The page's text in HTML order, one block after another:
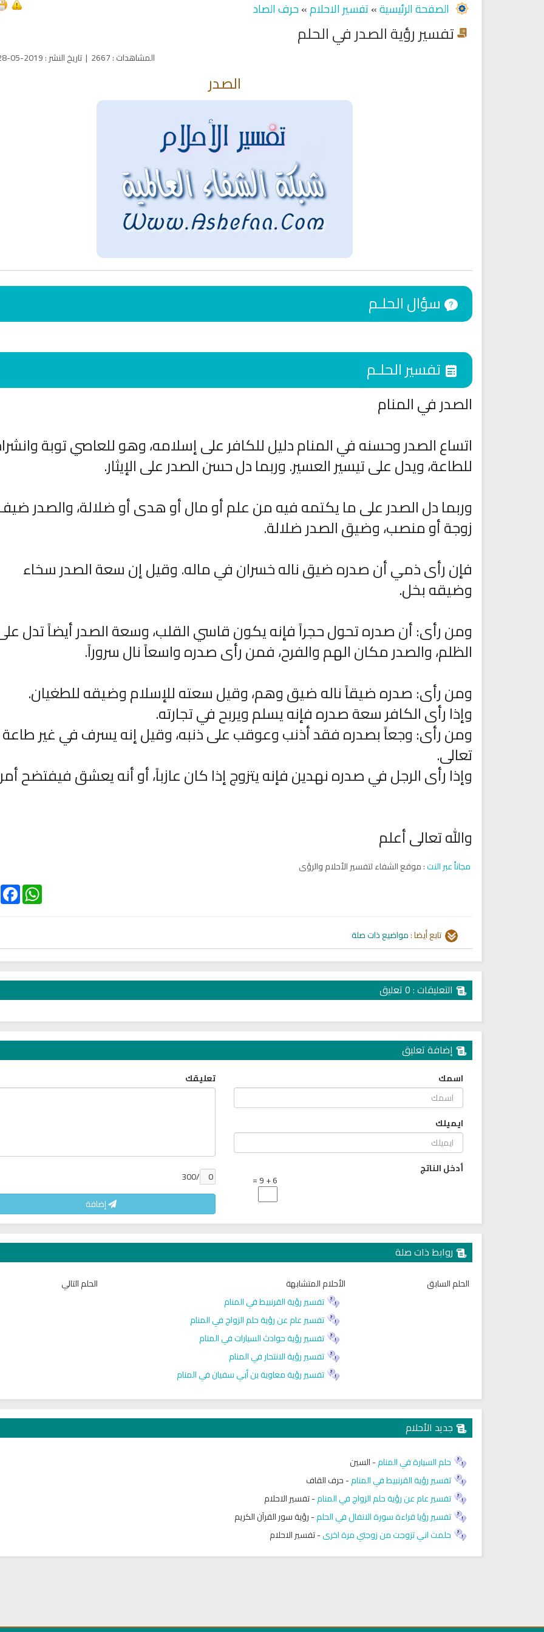
الصفحة الرئيسية»تفسير الاحلام»حرف الصاد
تفسير رؤية الصدر في الحلم
المشاهدات:
2667
| تاريخ النشر:
2019-05-28
الصدر
الصدر في المنام
اتساع الصدر وحسنه في المنام دليل للكافر على إسلامه، وهو للعاصي توبة
للطاعة، ويدل على تيسير العسير. وربما دل حسن الصدر على الإيثار.
وربما دل الصدر على ما يكتمه فيه من علم أو مال أو هدى أو ضلالة، والصدر
زوجة أو منصب، وضيق الصدر ضلالة.
فإن رأى ذمي أن صدره ضيق ناله خسران في ماله. وقيل إن سعة الصدر سخاء
وضيقه بخل.
ومن رأى: أن صدره تحول حجراً فإنه يكون قاسي القلب، وسعة الصدر أيضاً تدل
الظلم، والصدر مكان الهم والفرح، فمن رأى صدره واسعاً نال سروراً.
ومن رأى: صدره ضيقاً ناله ضيق وهم، وقيل سعته للإسلام وضيقه للطغيان.
وإذا رأى الكافر سعة صدره فإنه يسلم ويربح في تجارته.
ومن رأى: وجعاً بصدره فقد أذنب وعوقب على ذنبه، وقيل إنه يسرف في غير طاعة
تعالى.
وإذا رأى الرجل في صدره نهدين فإنه يتزوج إذا كان عازباً، أو أنه يعشق فيفتضح
والله تعالى أعلم
مجاناً عبر النت: موقع الشفاء لتفسير الأحلام والرؤى
WhatsApp
تابع أيضا :مواضيع ذات صلة
التعليقات : 0 تعليق
إضافة تعليق
اسمك
ايميلك
أدخل الناتج
6 + 9 =
تعليقك
/300
إضافة
روابط ذات صلة
الحلم السابق
الأحلام المتشابهة
تفسير رؤية القرنبيط في المنام
تفسير عام عن رؤية حلم الزواج في المنام
تفسير رؤية حوادث السيارات في المنام
تفسير رؤية الانتحار في المنام
تفسير رؤية معاوية بن أبي سفيان في المنام
الحلم التالي
جديد الأحلام
حلم السيارة في المنام-السين
تفسير رؤية القرنبيط في المنام-حرف القاف
تفسير عام عن رؤية حلم الزواج في المنام-تفسير الاحلام
تفسير رؤيا قراءة سورة الانفال في الحلم-رؤية سور القرآن الكريم
حلمت اني تزوجت من زوجتي مرة اخرى-تفسير الاحلام
and the evil eye
Ruqyah Shariah
Ruqyah Shariah Full Mishary
Rashid Al Afasy Mp3 الرقية
الشرعية
Ruqyah Shariah
Wanita
انشودة تلك أمي
أناشيد الأم
اقمار الهبارية
فريق أجناد للفن الاسلامي
انشودة مشاعل الشمال
فريق أجناد للفن الاسلامي
انشودة لم
أناشيد
العفاسي تهتز لها القلوب
تلاوات منوعة ترجمة معاني القرآن صوت الى اللغة
التاميلية
الترجمات الصوتية لمعاني
القرآن Mp3
7164 | 2024-05-29
الترجمات الصوتية لمعاني
القرآن Mp3
12494 | 2024-05-29
الترجمات الصوتية
القرآن Mp3
راديو لتفسير القرآن الكريم مباشر القران الكريم مجود بصوت الشيخ راديو الشيخ عبد الرشيد صوفي راديو الشبكة
كتب الأسرة والمرأة المسلمة
تحميل كتب السيرة النبوية